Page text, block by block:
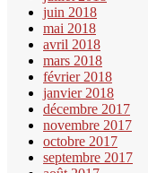
juin 2018
mai 2018
avril 2018
mars 2018
février 2018
janvier 2018
décembre 2017
novembre 2017
octobre 2017
septembre 2017